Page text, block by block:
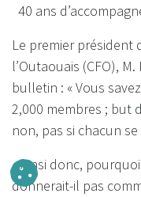
40 ans
Le premier président
l’Outaouais (CFO),
bulletin : « Vous
2,000 membres ; but
non, pas si chacun
« Ainsi donc,
donnerait-il pas